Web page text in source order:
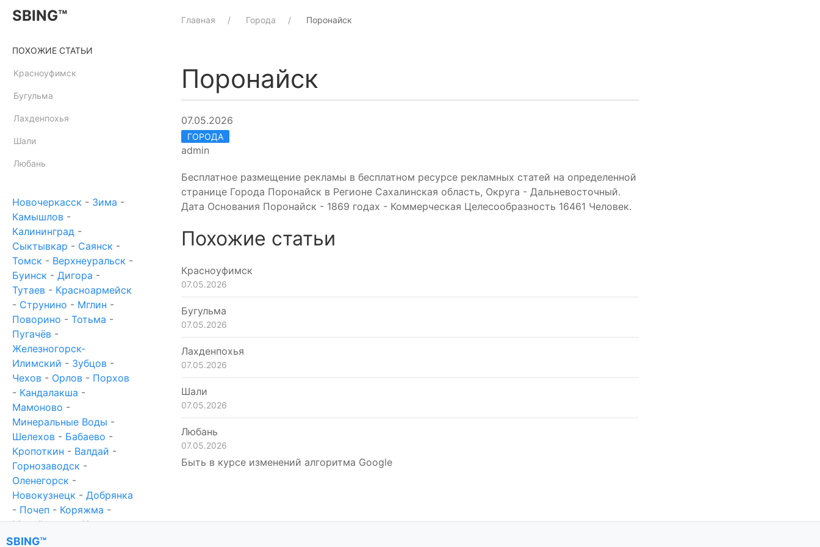
SBING™
ПОХОЖИЕ СТАТЬИ
Красноуфимск
Бугульма
Лахденпохья
Шали
Любань
Новочеркасск - Зима -
Камышлов -
Калининград -
Сыктывкар - Саянск -
Томск - Верхнеуральск -
Буинск - Дигора -
Тутаев - Красноармейск
- Струнино - Мглин -
Поворино - Тотьма -
Пугачёв -
Железногорск-
Илимский - Зубцов -
Чехов - Орлов - Порхов
- Кандалакша -
Мамоново -
Минеральные Воды -
Шелехов - Бабаево -
Кропоткин - Валдай -
Горнозаводск -
Оленегорск -
Новокузнецк - Добрянка
- Почеп - Коряжма -
Михайловка-Ханты-
Мансийск
Главная Города Поронайск
Поронайск
07.05.2026
ГОРОДА
admin
Бесплатное размещение рекламы в бесплатном ресурсе рекламных статей на определенной
странице Города Поронайск в Регионе Сахалинская область, Округа - Дальневосточный.
Дата Основания Поронайск - 1869 годах - Коммерческая Целесообразность 16461 Человек.
Похожие статьи
Красноуфимск
07.05.2026
Бугульма
07.05.2026
Лахденпохья
07.05.2026
Шали
07.05.2026
Любань
07.05.2026
Быть в курсе изменений алгоритма Google
SBING™